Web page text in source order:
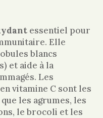
essentiel pour
Elle
blancs
et aide à la
Les
vitamine C sont les
les agrumes, les
le brocoli et les